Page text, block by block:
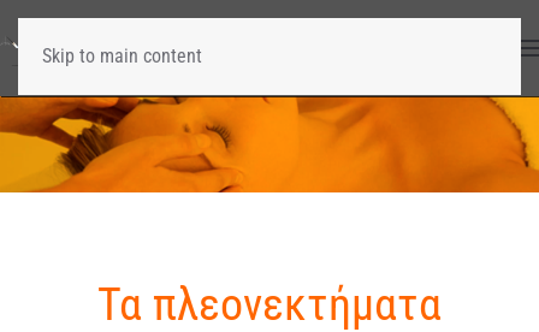
Skip to main content
Τα πλεονεκτήματα